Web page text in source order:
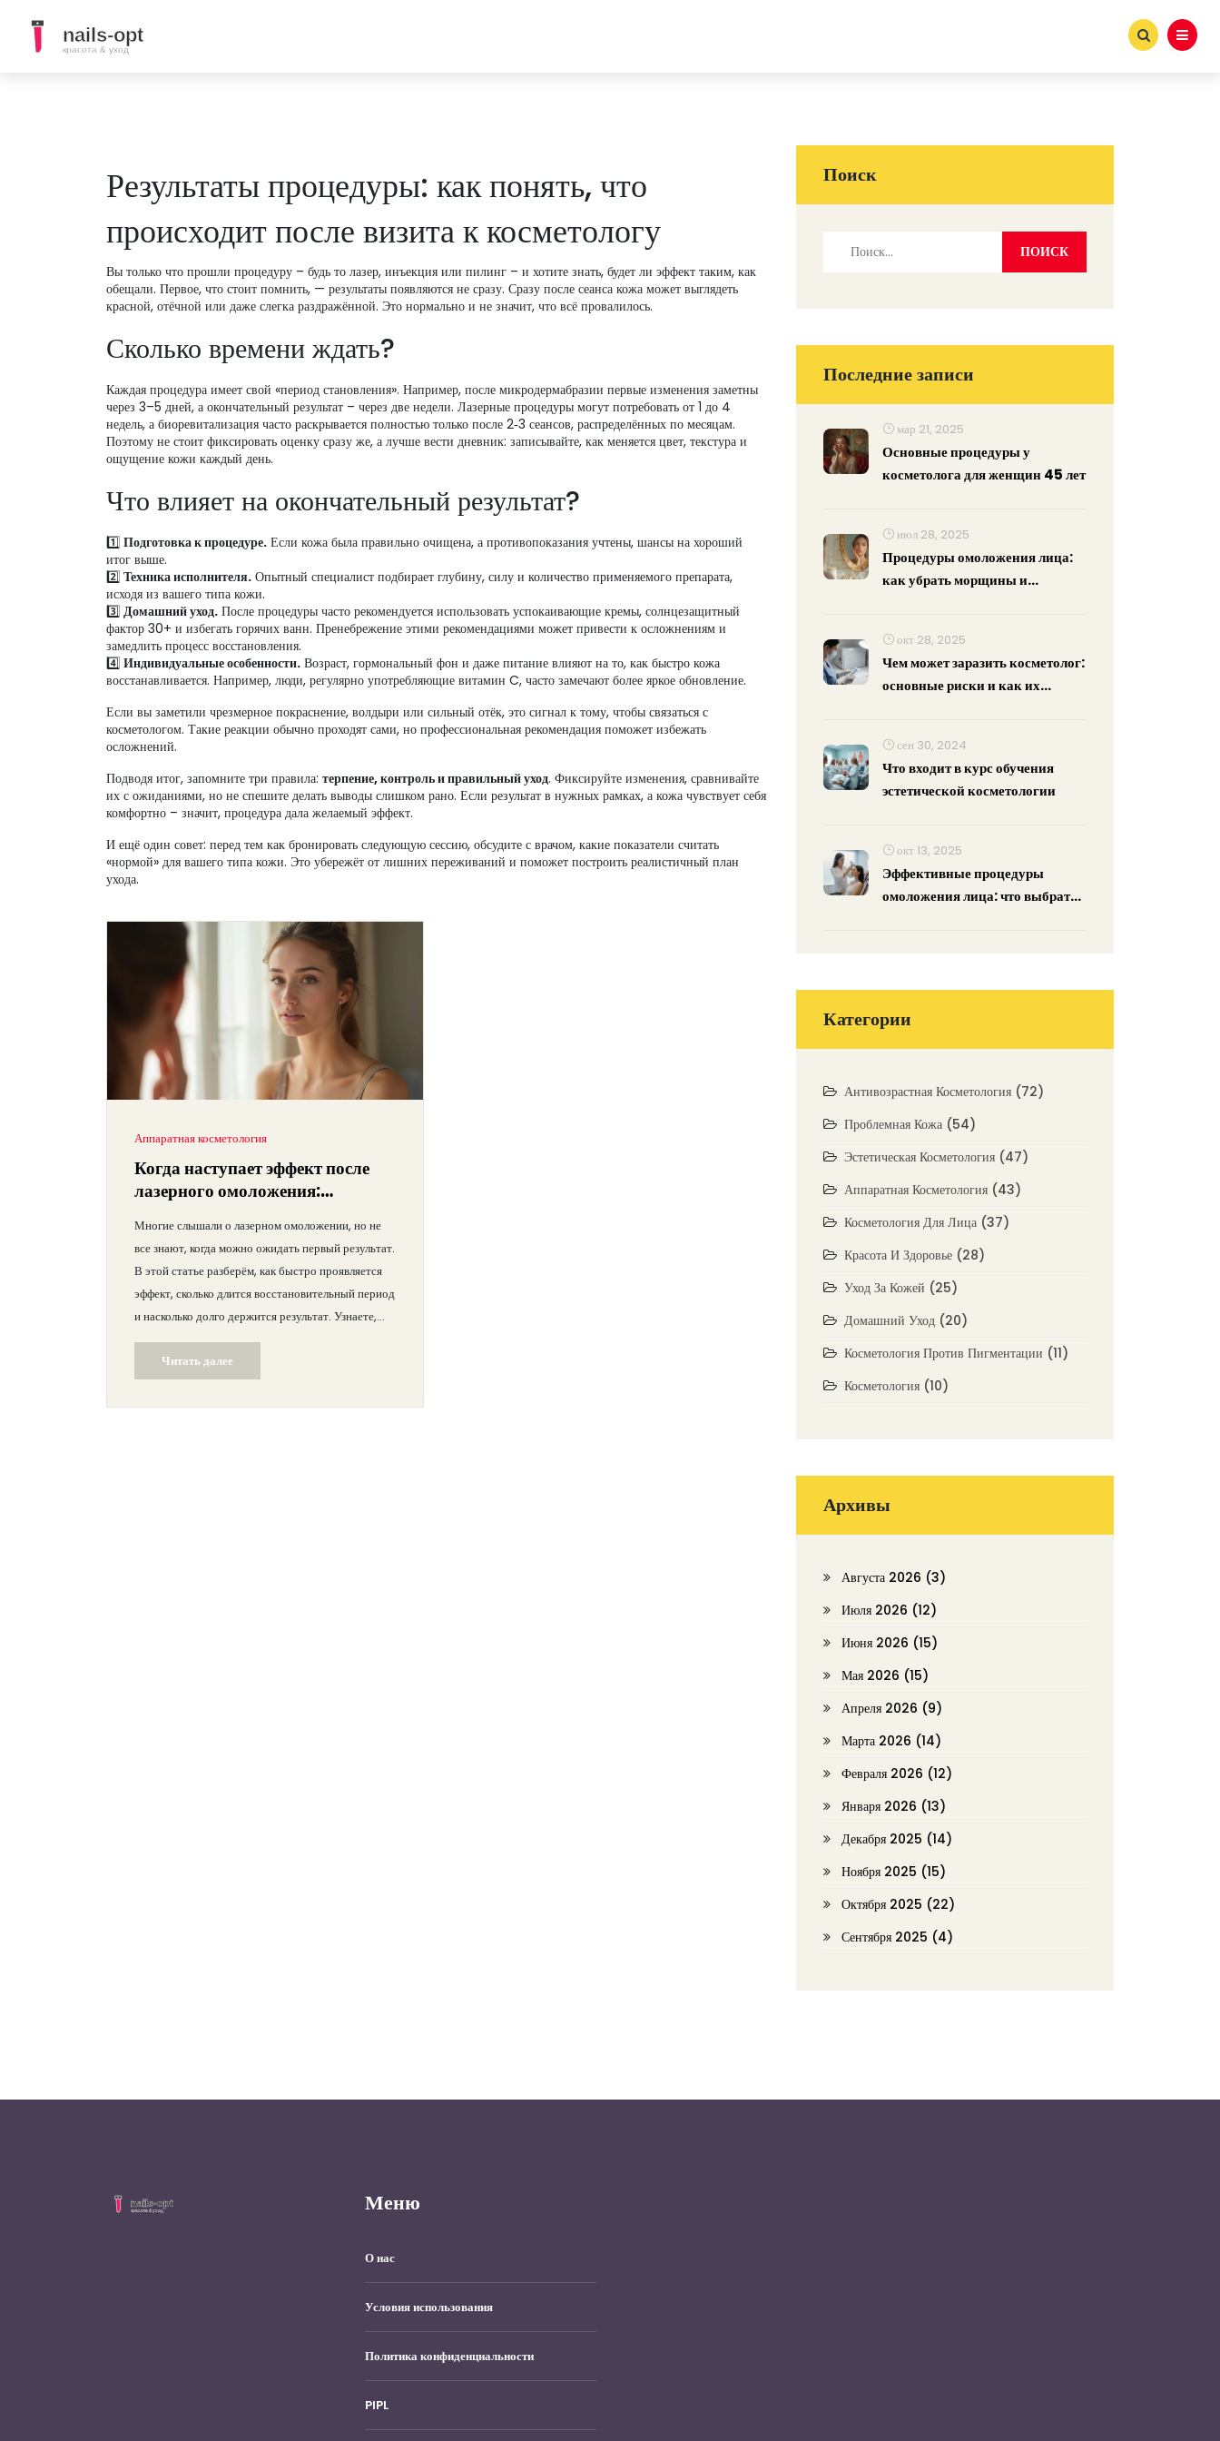
Результаты процедуры: как понять, что
происходит после визита к косметологу
Вы только что прошли процедуру – будь то лазер, инъекция или пилинг – и хотите знать, будет ли эффект таким, как
обещали. Первое, что стоит помнить, — результаты появляются не сразу. Сразу после сеанса кожа может выглядеть
красной, отёчной или даже слегка раздражённой. Это нормально и не значит, что всё провалилось.
Сколько времени ждать?
Каждая процедура имеет свой «период становления». Например, после микродермабразии первые изменения заметны
через 3–5 дней, а окончательный результат – через две недели. Лазерные процедуры могут потребовать от 1 до 4
недель, а биоревитализация часто раскрывается полностью только после 2‑3 сеансов, распределённых по месяцам.
Поэтому не стоит фиксировать оценку сразу же, а лучше вести дневник: записывайте, как меняется цвет, текстура и
ощущение кожи каждый день.
Что влияет на окончательный результат?
1️⃣ Подготовка к процедуре. Если кожа была правильно очищена, а противопоказания учтены, шансы на хороший
итог выше.
2️⃣ Техника исполнителя. Опытный специалист подбирает глубину, силу и количество применяемого препарата,
исходя из вашего типа кожи.
3️⃣ Домашний уход. После процедуры часто рекомендуется использовать успокаивающие кремы, солнцезащитный
фактор 30+ и избегать горячих ванн. Пренебрежение этими рекомендациями может привести к осложнениям и
замедлить процесс восстановления.
4️⃣ Индивидуальные особенности. Возраст, гормональный фон и даже питание влияют на то, как быстро кожа
восстанавливается. Например, люди, регулярно употребляющие витамин C, часто замечают более яркое обновление.
Если вы заметили чрезмерное покраснение, волдыри или сильный отёк, это сигнал к тому, чтобы связаться с
косметологом. Такие реакции обычно проходят сами, но профессиональная рекомендация поможет избежать
осложнений.
Подводя итог, запомните три правила: терпение, контроль и правильный уход. Фиксируйте изменения, сравнивайте
их с ожиданиями, но не спешите делать выводы слишком рано. Если результат в нужных рамках, а кожа чувствует себя
комфортно – значит, процедура дала желаемый эффект.
И ещё один совет: перед тем как бронировать следующую сессию, обсудите с врачом, какие показатели считать
«нормой» для вашего типа кожи. Это убережёт от лишних переживаний и поможет построить реалистичный план
ухода.
Аппаратная косметология
Когда наступает эффект после
лазерного омоложения:
Многие слышали о лазерном омоложении, но не
все знают, когда можно ожидать первый результат.
В этой статье разберём, как быстро проявляется
эффект, сколько длится восстановительный период
и насколько долго держится результат. Узнаете,
что чувствует кожа сразу после процедуры и как
ухаживать за ней, чтобы ускорить восстановление.
Получите простые советы и честную информацию
о реальных сроках обновления кожи.
Читать далее
Поиск
Последние записи
мар 21, 2025
Основные процедуры у
косметолога для женщин 45 лет
июл 28, 2025
Процедуры омоложения лица:
как убрать морщины и
окт 28, 2025
Чем может заразить косметолог:
основные риски и как их
сен 30, 2024
Что входит в курс обучения
эстетической косметологии
окт 13, 2025
Эффективные процедуры
омоложения лица: что выбрать
Категории
Антивозрастная Косметология (72)
Проблемная Кожа (54)
Эстетическая Косметология (47)
Аппаратная Косметология (43)
Косметология Для Лица (37)
Красота И Здоровье (28)
Уход За Кожей (25)
Домашний Уход (20)
Косметология Против Пигментации (11)
Косметология (10)
Архивы
Августа 2026 (3)
Июля 2026 (12)
Июня 2026 (15)
Мая 2026 (15)
Апреля 2026 (9)
Марта 2026 (14)
Февраля 2026 (12)
Января 2026 (13)
Декабря 2025 (14)
Ноября 2025 (15)
Октября 2025 (22)
Сентября 2025 (4)
Меню
О нас
Условия использования
Политика конфиденциальности
PIPL